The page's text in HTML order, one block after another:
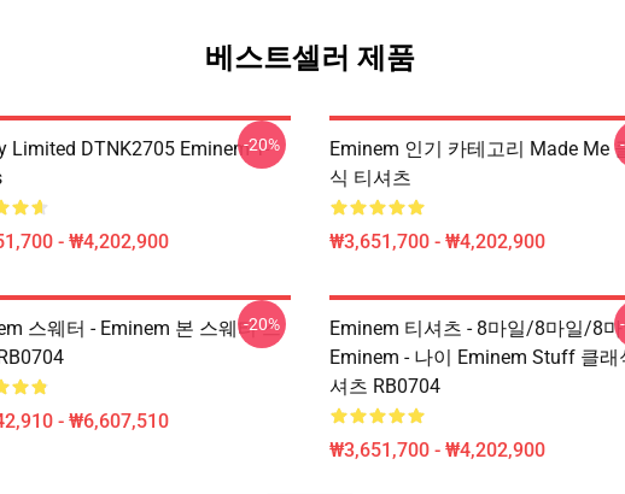
베스트셀러 제품
Limited DTNK2705 Eminem T-
- ₩4,202,900
-20%
Eminem 인기 카테고리 Made Me
식 티셔츠
₩3,651,700 - ₩4,202,900
스웨터 - Eminem 본 스웨터 스
- ₩6,607,510
-20%
Eminem 티셔츠 - 8마일/8마일/8
Eminem - 나이 Eminem Stuff 클래
셔츠 RB0704
₩3,651,700 - ₩4,202,900